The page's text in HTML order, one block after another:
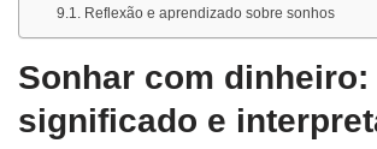
Reflexão e aprendizado sobre sonhos
Sonhar com dinheiro:
significado e